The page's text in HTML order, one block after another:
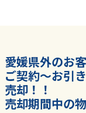
愛媛県外のお
ご契約～お引
売却！！
売却期間中の